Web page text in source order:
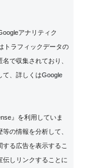
アナリティク
トラフィックデータの
で収集されており、
て、詳しくはGoogle
』を利用していま
の情報を分析して、
る広告を表示するこ
伝しリンクすることに